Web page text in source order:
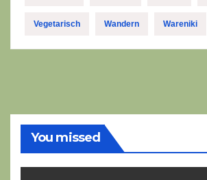
Vegetarisch Wandern Wareniki
You missed